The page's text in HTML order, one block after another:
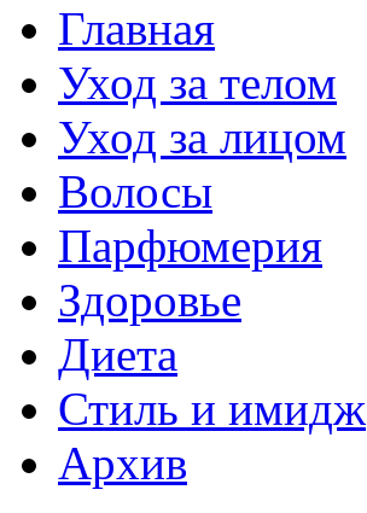
Главная
Уход за телом
Уход за лицом
Волосы
Парфюмерия
Здоровье
Диета
Стиль и имидж
Архив